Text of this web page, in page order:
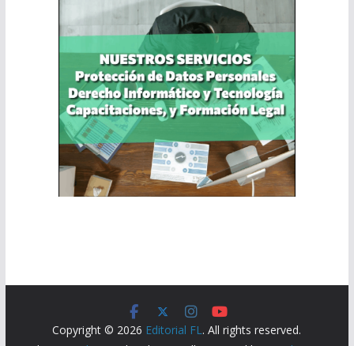
Copyright © 2026 Editorial FL. All rights reserved.